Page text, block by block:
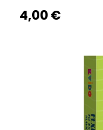
4,00 €